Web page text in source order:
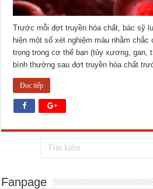
Trước mỗi đợt truyền hóa chất, bác sỹ
hiện một số xét nghiệm máu nhằm chắc
trọng trong cơ thể bạn (tủy xương, gan,
bình thường sau đợt truyền hóa chất
Đọc tiếp
Fanpage